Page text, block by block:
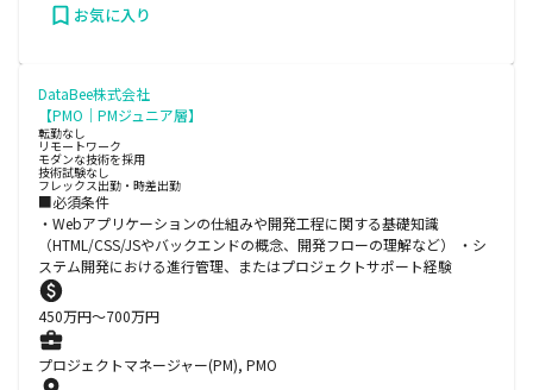
お気に入り
DataBee株式会社
【PMO｜PMジュニア層】
転勤なし
リモートワーク
モダンな技術を採用
技術試験なし
フレックス出勤・時差出勤
■必須条件
・Webアプリケーションの仕組みや開発工程に関する基礎知識
（HTML/CSS/JSやバックエンドの概念、開発フローの理解など） ・シ
ステム開発における進行管理、またはプロジェクトサポート経験
450万円〜700万円
プロジェクトマネージャー(PM), PMO